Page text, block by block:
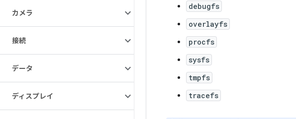
カメラ
接続
データ
ディスプレイ
debugfs
overlayfs
procfs
sysfs
tmpfs
tracefs